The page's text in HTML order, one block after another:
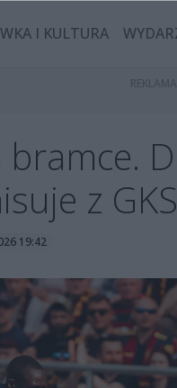
I KULTURA
bramce.
z
19:42